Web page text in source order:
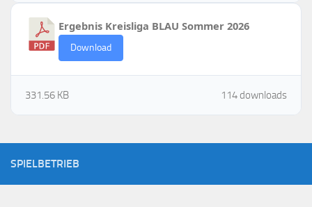
Ergebnis Kreisliga BLAU Sommer 2026
Download
114 downloads
331.56 KB
SPIELBETRIEB